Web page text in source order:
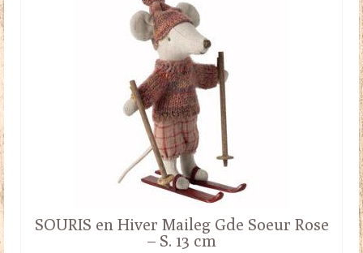
SOURIS en Hiver Maileg Gde Soeur Rose
– S. 13 cm